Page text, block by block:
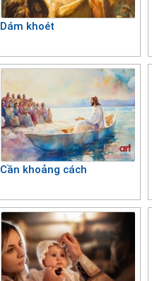
Dám khoét
Cần khoảng cách